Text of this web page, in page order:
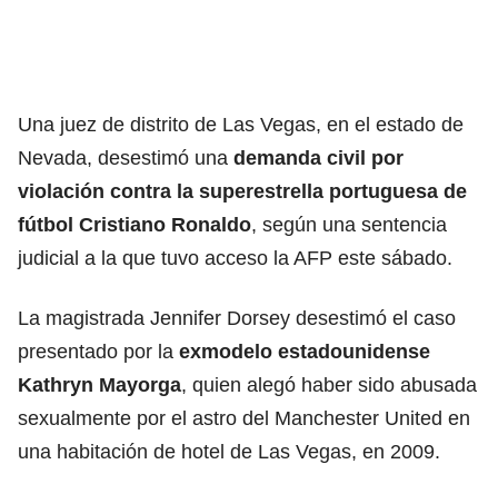
Una juez de distrito de Las Vegas, en el estado de
Nevada, desestimó una demanda civil por
violación contra la superestrella portuguesa de
fútbol Cristiano Ronaldo, según una sentencia
judicial a la que tuvo acceso la AFP este sábado.
La magistrada Jennifer Dorsey desestimó el caso
presentado por la exmodelo estadounidense
Kathryn Mayorga, quien alegó haber sido abusada
sexualmente por el astro del Manchester United en
una habitación de hotel de Las Vegas, en 2009.